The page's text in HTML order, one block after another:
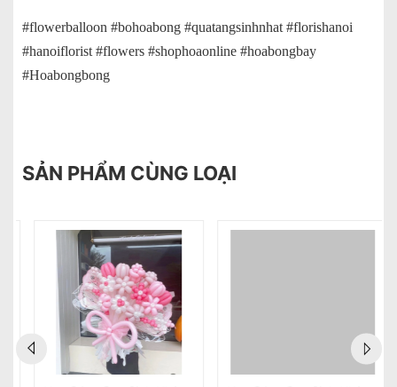
#flowerballoon #bohoabong #quatangsinhnhat #florishanoi
#hanoiflorist #flowers #shophoaonline #hoabongbay
#Hoabongbong
SẢN PHẨM CÙNG LOẠI